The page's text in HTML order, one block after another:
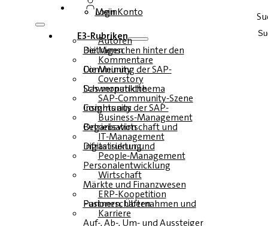
Login
Mein Konto
E3-Rubriken
Autoren
Die Menschen hinter den Beiträgen
Kommentare
Die Meinung der SAP-Community
Coverstory
Das monatliche Schwerpunktthema
SAP-Community-Szene
Insights aus der SAP-Community
Business-Management
Betriebswirtschaft und Organisation
IT-Management
Infrastruktur und Digitalisierung
People-Management
Personalentwicklung
Wirtschaft
Märkte und Finanzwesen
ERP-Koopetition
Fusionen, Übernahmen und Partnerschaften
Karriere
Auf-, Ab-, Um- und Aussteiger